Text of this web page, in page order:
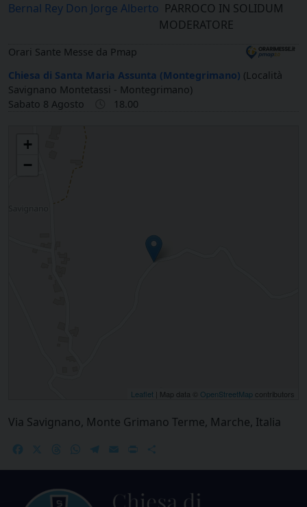
Bernal Rey Don Jorge Alberto PARROCO IN SOLIDUM
MODERATORE
Orari Sante Messe da Pmap
Chiesa di Santa Maria Assunta (Montegrimano) (Località
Savignano Montetassi - Montegrimano)
Sabato 8 Agosto
18.00
Santa Maria Assunta in Savignano Montetassi
+
−
Leaflet | Map data © OpenStreetMap contributors
Via Savignano, Monte Grimano Terme, Marche, Italia
FacebookThreadsWhatsApp
Telegram
EmailPrint